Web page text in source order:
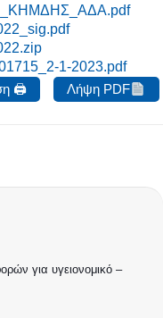
1-2023.pdf
🖨
Λήψη PDF
για υγειονομικό –